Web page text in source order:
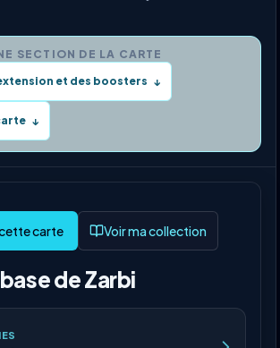
SECTION DE LA CARTE
et des boosters ↓
↓
Voir ma collection
de Zarbi